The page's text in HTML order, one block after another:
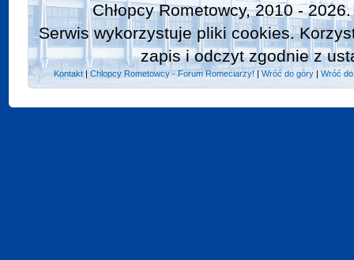
Chłopcy Rometowcy, 2010 -
Serwis wykorzystuje pliki cookies.
zapis i odczyt zgodnie z
Kontakt|Chlopcy Rometowcy - Forum Romeciarzy! |Wróć do góry |Wróć